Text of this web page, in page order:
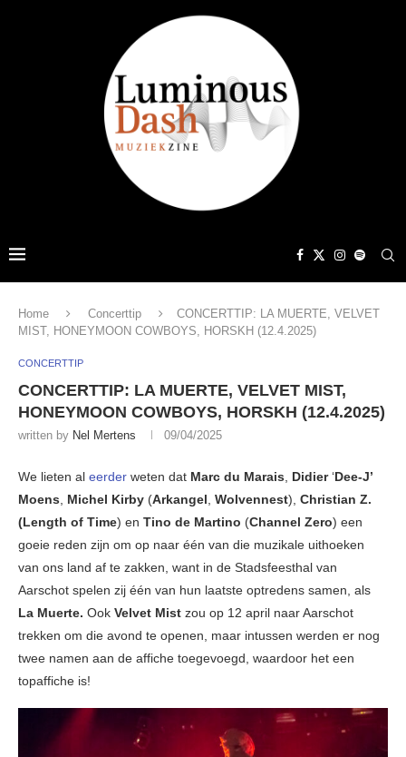
Home Concerttip
CONCERTTIP: LA MUERTE, VELVET
MIST, HONEYMOON COWBOYS, HORSKH (12.4.2025)
CONCERTTIP
CONCERTTIP: LA MUERTE, VELVET MIST,
HONEYMOON COWBOYS, HORSKH (12.4.2025)
written by Nel Mertens 09/04/2025
We lieten al eerder weten dat Marc du Marais, Didier‘Dee-J’
Moens, Michel Kirby (Arkangel, Wolvennest), Christian Z.
(Length of Time) en Tino de Martino (Channel Zero) een
goeie reden zijn om op naar één van die muzikale uithoeken
van ons land af te zakken, want in de Stadsfeesthal van
Aarschot spelen zij één van hun laatste optredens samen, als
La Muerte. Ook Velvet Mist zou op 12 april naar Aarschot
trekken om die avond te openen, maar intussen werden er nog
twee namen aan de affiche toegevoegd, waardoor het een
topaffiche is!